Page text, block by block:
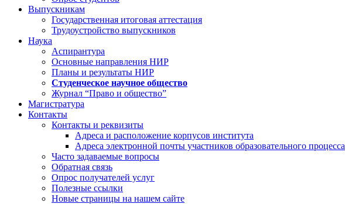
Выпускникам
Государственная итоговая аттестация
Трудоустройство выпускников
Наука
Аспирантура
Основные направления НИР
Планы и результаты НИР
Студенческое научное общество
Журнал “Право и общество”
Магистратура
Контакты
Контакты и реквизиты
Адреса и расположение корпусов института
Адреса электронной почты участников образовательного процесса
Часто задаваемые вопросы
Обратная связь
Опрос получателей услуг
Полезные ссылки
Новые страницы на нашем сайте